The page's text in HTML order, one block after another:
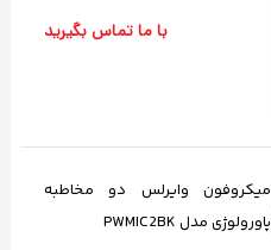
با ما تماس بگیرید
میکروفون وایرلس دو مخاطبه
پاورولوژی مدل PWMIC2BK